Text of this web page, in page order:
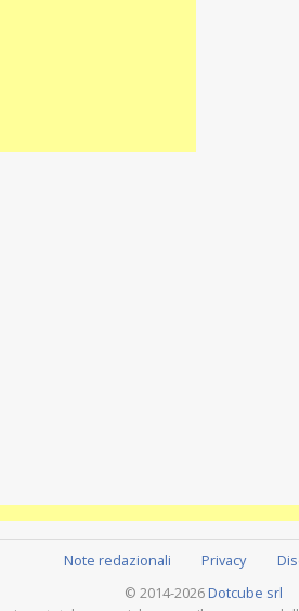
Note redazionali Privacy
© 2014-2026 Dotcube srl